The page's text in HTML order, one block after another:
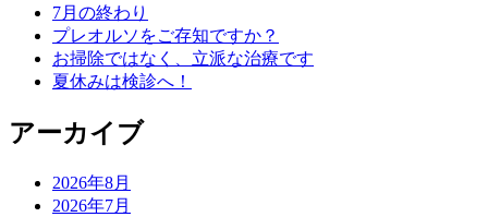
7月の終わり
プレオルソをご存知ですか？
お掃除ではなく、立派な治療です
夏休みは検診へ！
アーカイブ
2026年8月
2026年7月